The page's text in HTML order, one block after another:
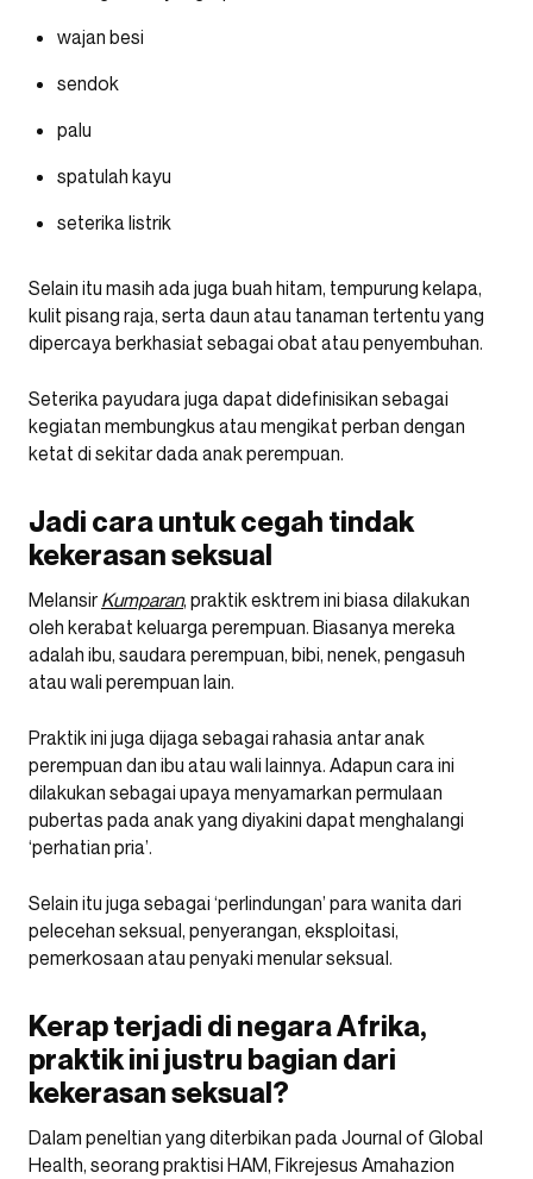
wajan besi
sendok
palu
spatulah kayu
seterika listrik
Selain itu masih ada juga buah hitam, tempurung kelapa,
kulit pisang raja, serta daun atau tanaman tertentu yang
dipercaya berkhasiat sebagai obat atau penyembuhan.
Seterika payudara juga dapat didefinisikan sebagai
kegiatan membungkus atau mengikat perban dengan
ketat di sekitar dada anak perempuan.
Jadi cara untuk cegah tindak
kekerasan seksual
Melansir Kumparan, praktik esktrem ini biasa dilakukan
oleh kerabat keluarga perempuan. Biasanya mereka
adalah ibu, saudara perempuan, bibi, nenek, pengasuh
atau wali perempuan lain.
Praktik ini juga dijaga sebagai rahasia antar anak
perempuan dan ibu atau wali lainnya. Adapun cara ini
dilakukan sebagai upaya menyamarkan permulaan
pubertas pada anak yang diyakini dapat menghalangi
‘perhatian pria’.
Selain itu juga sebagai ‘perlindungan’ para wanita dari
pelecehan seksual, penyerangan, eksploitasi,
pemerkosaan atau penyaki menular seksual.
Kerap terjadi di negara Afrika,
praktik ini justru bagian dari
kekerasan seksual?
Dalam peneltian yang diterbikan pada Journal of Global
Health, seorang praktisi HAM, Fikrejesus Amahazion